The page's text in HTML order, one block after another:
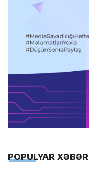
POPULYAR XƏBƏR